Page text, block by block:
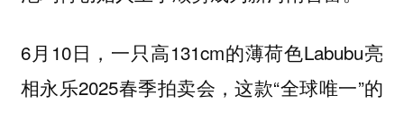
6月10日，一只高131cm的薄荷色Labubu亮
相永乐2025春季拍卖会，这款“全球唯一”的